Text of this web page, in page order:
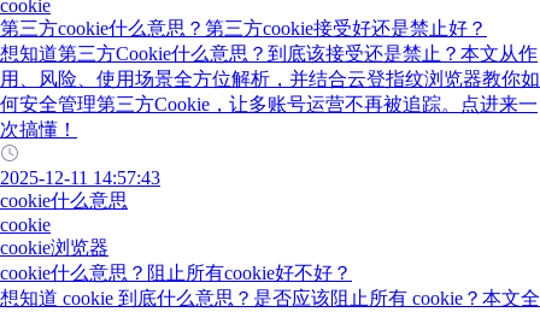
cookie
第三方cookie什么意思？第三方cookie接受好还是禁止好？
想知道第三方Cookie什么意思？到底该接受还是禁止？本文从作
用、风险、使用场景全方位解析，并结合云登指纹浏览器教你如
何安全管理第三方Cookie，让多账号运营不再被追踪。点进来一
次搞懂！
2025-12-11 14:57:43
cookie什么意思
cookie
cookie浏览器
cookie什么意思？阻止所有cookie好不好？
想知道 cookie 到底什么意思？是否应该阻止所有 cookie？本文全